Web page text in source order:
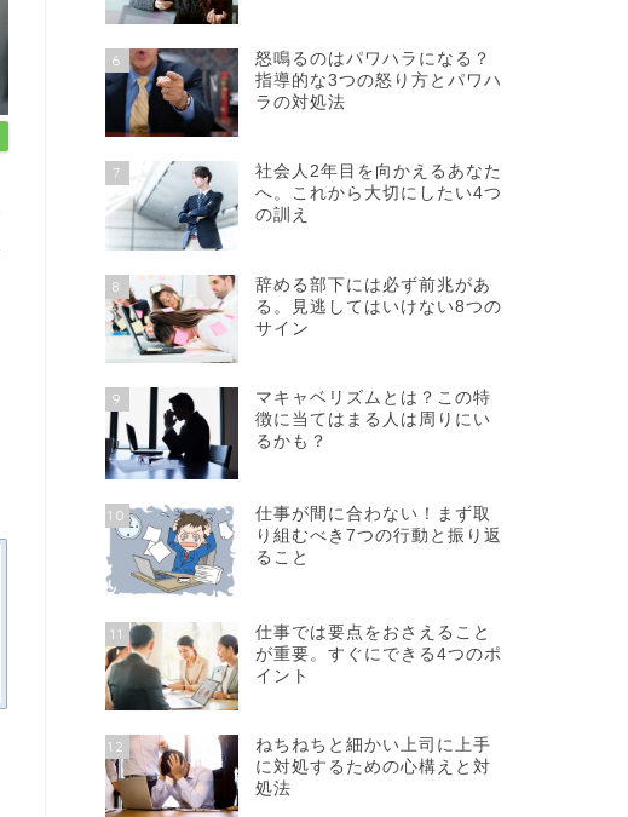
6
怒鳴るのはパワハラになる？
指導的な3つの怒り方とパワハ
ラの対処法
7
社会人2年目を向かえるあなた
へ。これから大切にしたい4つ
の訓え
8
辞める部下には必ず前兆があ
る。見逃してはいけない8つの
サイン
9
マキャベリズムとは？この特
徴に当てはまる人は周りにい
るかも？
10
仕事が間に合わない！まず取
り組むべき7つの行動と振り返
ること
11
仕事では要点をおさえること
が重要。すぐにできる4つのポ
イント
12
ねちねちと細かい上司に上手
に対処するための心構えと対
処法